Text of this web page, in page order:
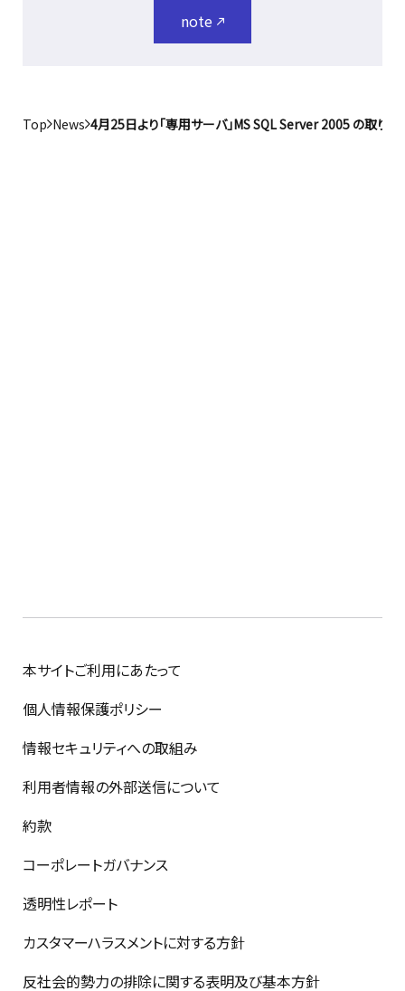
note
Top News 4月25日より「専用サーバ」MS SQL Server 2005 の取り
本サイトご利用にあたって
個人情報保護ポリシー
情報セキュリティへの取組み
利用者情報の外部送信について
約款
コーポレートガバナンス
透明性レポート
カスタマーハラスメントに対する方針
反社会的勢力の排除に関する表明及び基本方針